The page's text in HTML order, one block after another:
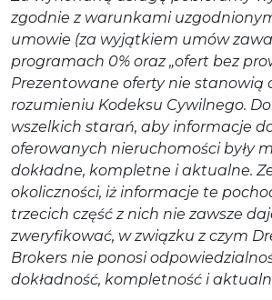
zgodnie z warunkami
umowie (za wyjątkiem umów
programach 0% oraz „ofert bez
Prezentowane oferty nie stanowią
rozumieniu Kodeksu Cywilnego.
wszelkich starań, aby informacje
oferowanych nieruchomości były
dokładne, kompletne i aktualne.
okoliczności, iż informacje te
trzecich część z nich nie zawsze
zweryfikować, w związku z czym
Brokers nie ponosi
dokładność, kompletność i